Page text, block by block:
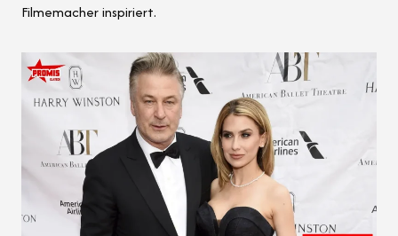
Filmemacher inspiriert.